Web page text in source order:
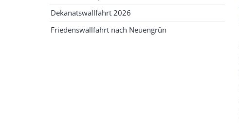
Dekanatswallfahrt 2026
Friedenswallfahrt nach Neuengrün